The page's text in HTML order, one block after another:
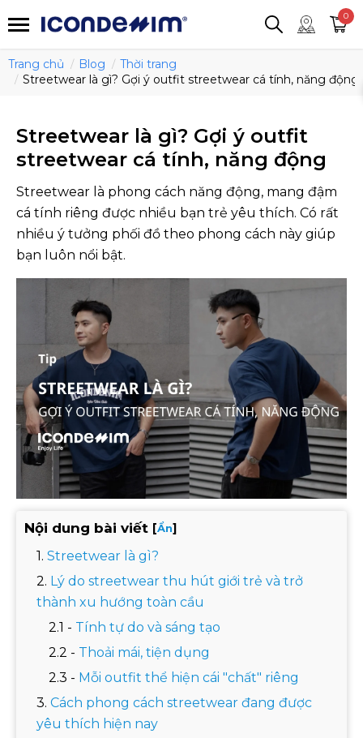
0
Trang chủ Blog
Thời trang
Streetwear là gì? Gợi ý outfit streetwear cá tính, năng động
Streetwear là gì? Gợi ý outfit
streetwear cá tính, năng động
Streetwear là phong cách năng động, mang đậm
cá tính riêng được nhiều bạn trẻ yêu thích. Có rất
nhiều ý tưởng phối đồ theo phong cách này giúp
bạn luôn nổi bật.
Nội dung bài viết [Ẩn]
Streetwear là gì?
Lý do streetwear thu hút giới trẻ và trở
thành xu hướng toàn cầu
Tính tự do và sáng tạo
Thoải mái, tiện dụng
Mỗi outfit thể hiện cái "chất" riêng
Cách phong cách streetwear đang được
yêu thích hiện nay